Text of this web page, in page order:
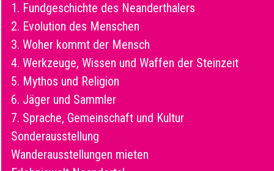
1. Fundgeschichte des Neanderthalers
2. Evolution des Menschen
3. Woher kommt der Mensch
4. Werkzeuge, Wissen und Waffen der Steinzeit
5. Mythos und Religion
6. Jäger und Sammler
7. Sprache, Gemeinschaft und Kultur
Sonderausstellung
Wanderausstellungen mieten